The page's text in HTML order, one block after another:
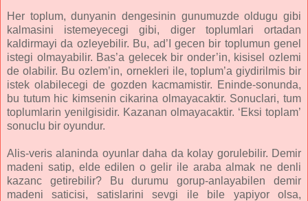
Her toplum, dunyanin dengesinin gunumuzde oldugu gibi
kalmasini istemeyecegi gibi, diger toplumlari ortadan
kaldirmayi da ozleyebilir. Bu, ad’I gecen bir toplumun genel
istegi olmayabilir. Bas’a gelecek bir onder’in, kisisel ozlemi
de olabilir. Bu ozlem’in, ornekleri ile, toplum’a giydirilmis bir
istek olabilecegi de gozden kacmamistir. Eninde-sonunda,
bu tutum hic kimsenin cikarina olmayacaktir. Sonuclari, tum
toplumlarin yenilgisidir. Kazanan olmayacaktir. ‘Eksi toplam’
sonuclu bir oyundur.
Alis-veris alaninda oyunlar daha da kolay gorulebilir. Demir
madeni satip, elde edilen o gelir ile araba almak ne denli
kazanc getirebilir? Bu durumu gorup-anlayabilen demir
madeni saticisi, satislarini sevgi ile bile yapiyor olsa,